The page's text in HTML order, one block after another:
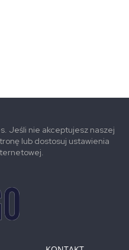
Jeśli nie akceptujesz naszej
lub dostosuj ustawienia